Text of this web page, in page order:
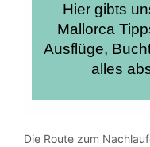
Hier gibts
Mallorca
Ausflüge,
alles
Die Route zum